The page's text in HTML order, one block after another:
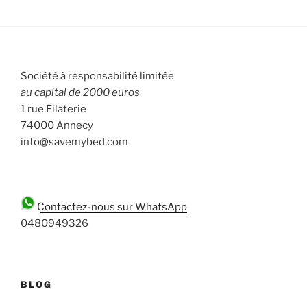
Société à responsabilité limitée
au capital de 2000 euros
1 rue Filaterie
74000 Annecy
info@savemybed.com
Contactez-nous sur WhatsApp
0480949326
BLOG